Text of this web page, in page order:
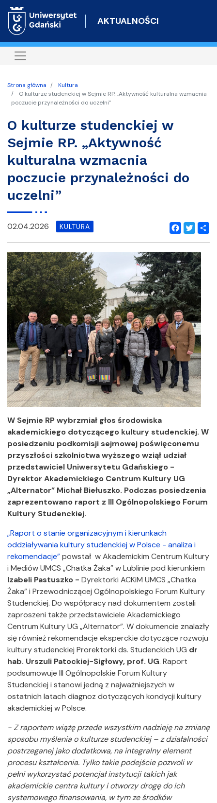
do
AKTUALNOŚCI
Strona główna
Kultura
O kulturze studenckiej w Sejmie RP. „Aktywność kulturalna wzmacnia
poczucie przynależności do uczelni”
O kulturze studenckiej w
Sejmie RP. „Aktywność
kulturalna wzmacnia
poczucie przynależności do
uczelni”
Facebook
Twitter
02.04.2026 KULTURA
W Sejmie RP wybrzmiał głos środowiska
akademickiego dotyczącego kultury studenckiej. W
posiedzeniu podkomisji sejmowej poświęconemu
przyszłości szkolnictwa wyższego wziął udział
przedstawiciel Uniwersytetu Gdańskiego -
Dyrektor Akademickiego Centrum Kultury UG
„Alternator” Michał Biełuszko. Podczas posiedzenia
zaprezentowano raport z III Ogólnopolskiego Forum
Kultury Studenckiej.
„Raport o stanie organizacyjnym i kierunkach
oddziaływania kultury studenckiej w Polsce - analiza i
rekomendacje”powstał w Akademickim Centrum Kultury
i Mediów UMCS „Chatka Żaka” w Lublinie pod kierunkiem
Izabeli Pastuszko - Dyrektorki ACKiM UMCS „Chatka
Żaka” i Przewodniczącej Ogólnopolskiego Forum Kultury
Studenckiej. Do współpracy nad dokumentem zostali
zaproszeni także przedstawiciele Akademickiego
Centrum Kultury UG „Alternator”. W dokumencie znalazły
się również rekomendacje eksperckie dotyczące rozwoju
kultury studenckiej Prorektorki ds. Studenckich UG dr
hab. Urszuli Patockiej-Sigłowy, prof. UG. Raport
podsumowuje III Ogólnopolskie Forum Kultury
Studenckiej i stanowi jedną z najważniejszych w
ostatnich latach diagnoz dotyczących kondycji kultury
akademickiej w Polsce.
- Z raportem wiążę przede wszystkim nadzieję na zmianę
sposobu myślenia o kulturze studenckiej – z działalności
postrzeganej jako dodatkowa, na integralny element
procesu kształcenia. Tylko takie podejście pozwoli w
pełni wykorzystać potencjał instytucji takich jak
akademickie centra kultury i otworzy drogę do ich
systemowego finansowania, w tym ze środków